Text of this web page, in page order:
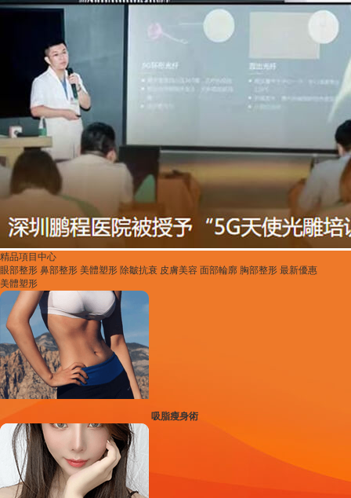
精品項目中心
眼部整形 鼻部整形 美體塑形 除皺抗衰 皮膚美容 面部輪廓 胸部整形 最新優惠
美體塑形
吸脂瘦身術